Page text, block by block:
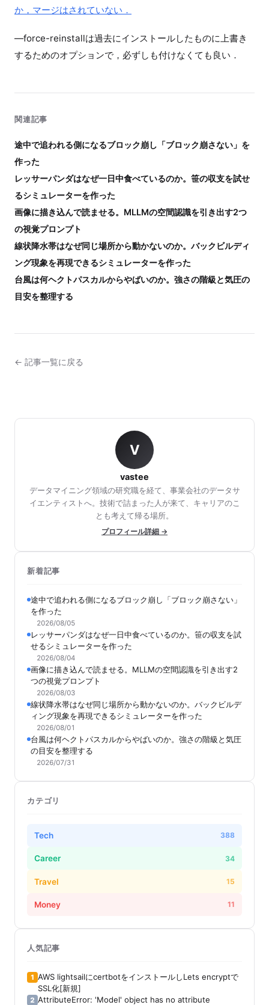
か，マージはされていない．
—force-reinstallは過去にインストールしたものに上書き
するためのオプションで，必ずしも付けなくても良い．
関連記事
途中で追われる側になるブロック崩し「ブロック崩さない」を
作った
レッサーパンダはなぜ一日中食べているのか。笹の収支を試せ
るシミュレーターを作った
画像に描き込んで読ませる。MLLMの空間認識を引き出す2つ
の視覚プロンプト
線状降水帯はなぜ同じ場所から動かないのか。バックビルディ
ング現象を再現できるシミュレーターを作った
台風は何ヘクトパスカルからやばいのか。強さの階級と気圧の
目安を整理する
← 記事一覧に戻る
V
vastee
データマイニング領域の研究職を経て、事業会社のデータサ
イエンティストへ。技術で詰まった人が来て、キャリアのこ
とも考えて帰る場所。
プロフィール詳細 →
新着記事
途中で追われる側になるブロック崩し「ブロック崩さない」
を作った
2026/08/05
レッサーパンダはなぜ一日中食べているのか。笹の収支を試
せるシミュレーターを作った
2026/08/04
画像に描き込んで読ませる。MLLMの空間認識を引き出す2
つの視覚プロンプト
2026/08/03
線状降水帯はなぜ同じ場所から動かないのか。バックビルデ
ィング現象を再現できるシミュレーターを作った
2026/08/01
台風は何ヘクトパスカルからやばいのか。強さの階級と気圧
の目安を整理する
2026/07/31
カテゴリ
Tech 388
Career 34
Travel 15
Money 11
人気記事
1 AWS lightsailにcertbotをインストールしLets encryptで
SSL化[新規]
2 AttributeError: 'Model' object has no attribute